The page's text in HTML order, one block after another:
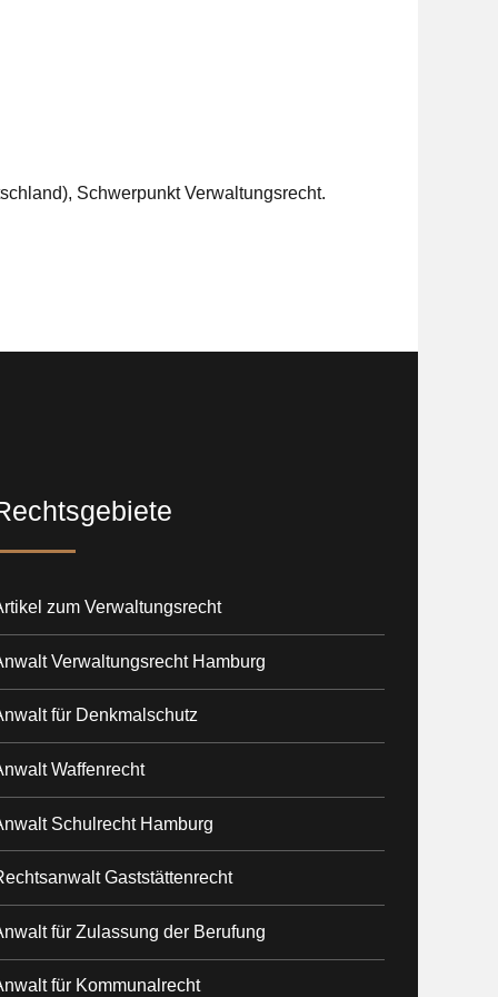
Schwerpunkt Verwaltungsrecht.
zum Verwaltungsrecht
Verwaltungsrecht Hamburg
für Denkmalschutz
Waffenrecht
Schulrecht Hamburg
Gaststättenrecht
für Zulassung der Berufung
für Kommunalrecht